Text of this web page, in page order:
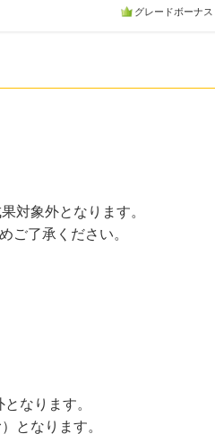
グレードボーナス
対象外となります。
ご了承ください。
なります。
となります。